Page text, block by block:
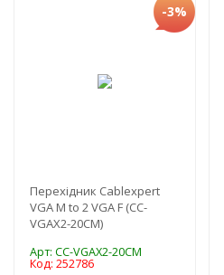
-3%
Перехідник Cablexpert
VGA M to 2 VGA F (CC-
VGAX2-20CM)
Арт: CC-VGAX2-20CM
Код: 252786